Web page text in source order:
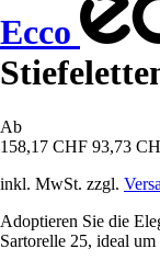
Ecco
Ab
158,17 CHF 93,73
inkl. MwSt. zzgl.
Adoptieren Sie die
Sartorelle 25, ideal